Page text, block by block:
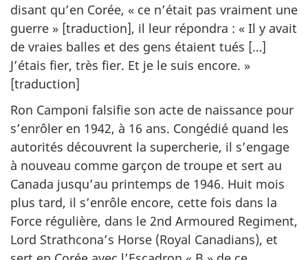
disant qu’en Corée, « ce n’était pas vraiment une
guerre » [traduction], il leur répondra : « Il y avait
de vraies balles et des gens étaient tués […]
J’étais fier, très fier. Et je le suis encore. »
[traduction]
Ron Camponi falsifie son acte de naissance pour
s’enrôler en 1942, à 16 ans. Congédié quand les
autorités découvrent la supercherie, il s’engage
à nouveau comme garçon de troupe et sert au
Canada jusqu’au printemps de 1946. Huit mois
plus tard, il s’enrôle encore, cette fois dans la
Force régulière, dans le 2nd Armoured Regiment,
Lord Strathcona’s Horse (Royal Canadians), et